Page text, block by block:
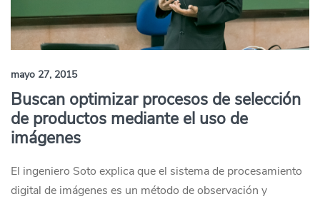
mayo 27, 2015
Buscan optimizar procesos de selección
de productos mediante el uso de
imágenes
El ingeniero Soto explica que el sistema de procesamiento
digital de imágenes es un método de observación y